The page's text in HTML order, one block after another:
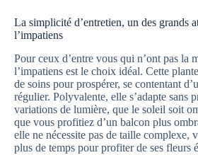
La simplicité d’entretien, un des grands
l’impatiens
Pour ceux d’entre vous qui n’ont pas la
l’impatiens est le choix idéal. Cette
de soins pour prospérer, se contentant
régulier. Polyvalente, elle s’adapte sans
variations de lumière, que le soleil soit
que vous profitiez d’un balcon plus
elle ne nécessite pas de taille complexe,
plus de temps pour profiter de ses fleurs